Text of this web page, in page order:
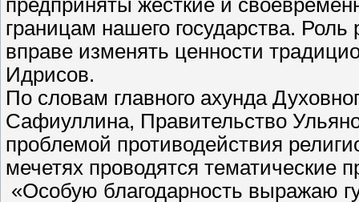
предприняты жесткие и
границам нашего государства.
вправе изменять ценности
Идрисов.
По словам главного ахунда
Сафиуллина, Правительство
проблемой противодействия
мечетях проводятся тематические
«Особую благодарность выражаю